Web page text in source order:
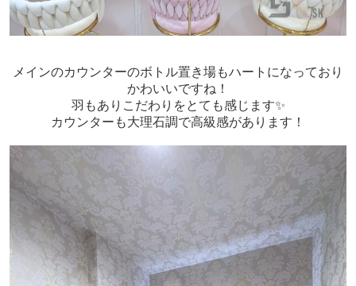
メインのカウンターのボトル置き場もハートになっており
かわいいですね！
羽もありこだわりをとても感じます✨
カウンターも大理石調で高級感があります！